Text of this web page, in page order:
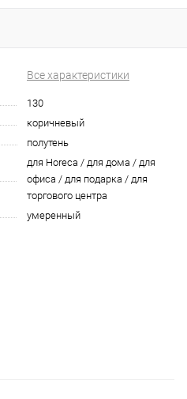
Все характеристики
130
коричневый
полутень
для Horeca / для дома / для
офиса / для подарка / для
торгового центра
умеренный